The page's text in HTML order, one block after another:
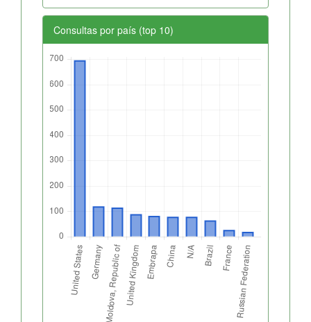
Consultas por país (top 10)